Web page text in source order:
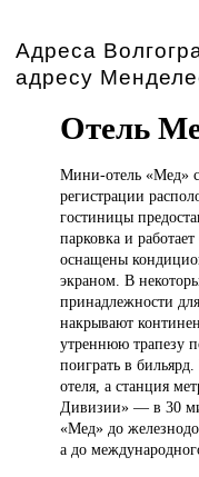
Адреса
адресу
Отель
Мини-отель «Мед»
регистрации
гостиницы
парковка и
оснащены
экраном. В
принадлежности
накрывают
утреннюю трапезу
поиграть в
отеля, а станция
Дивизии» — в 30
«Мед» до
а до